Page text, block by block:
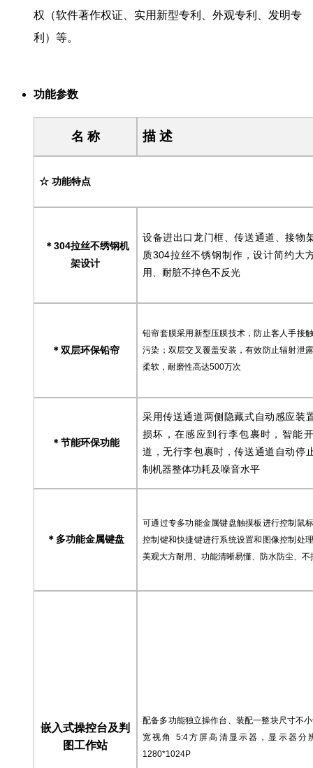
权（软件著作权证、实用新型专利、外观专利、发明专
利）等。
功能参数
名 称 描 述
☆ 功能特点
＊ 304拉丝不绣钢机
架设计
设备进出口龙门框、传送通道、接物
质304拉丝不锈钢制作，设计简约大
用、耐脏不掉色不反光
＊ 双层环保铅帘
铅帘套膜采用新型压膜技术，防止客人手接
污染；双层交叉覆盖安装，有效防止辐射泄
柔软，耐磨性高达500万次
＊ 节能环保功能
采用传送通道两侧隐藏式自动感应装
损坏，在感应到行李包裹时，智能
道，无行李包裹时，传送通道自动停
制机器整体功耗及噪音水平
＊ 多功能金属键盘
可通过专多功能金属键盘触摸板进行控制鼠
控制键和快捷键进行系统设置和图像控制处
美观大方耐用、功能清晰易懂、防水防尘、不
嵌入式操控台及判
图工作站
配备多功能独立操作台、 装配一整块尺寸不
宽视角 5:4方屏高清显示器，显示器分
1280*1024P